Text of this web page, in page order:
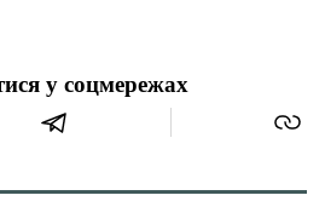
у соцмережах